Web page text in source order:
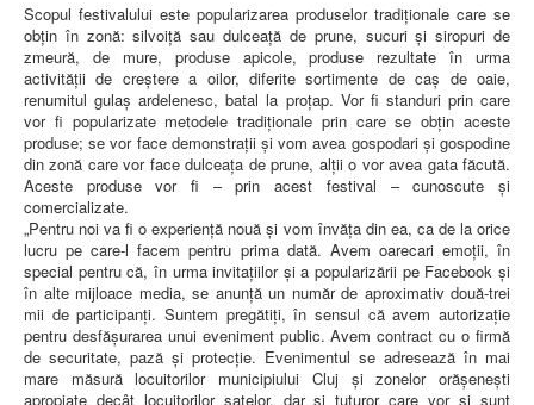
Scopul festivalului este popularizarea produselor tradiționale care se
obțin în zonă: silvoiță sau dulceață de prune, sucuri și siropuri de
zmeură, de mure, produse apicole, produse rezultate în urma
activității de creștere a oilor, diferite sortimente de caș de oaie,
renumitul gulaș ardelenesc, batal la proțap. Vor fi standuri prin care
vor fi popularizate metodele tradiționale prin care se obțin aceste
produse; se vor face demonstrații și vom avea gospodari și gospodine
din zonă care vor face dulceața de prune, alții o vor avea gata făcută.
Aceste produse vor fi – prin acest festival – cunoscute și
comercializate.
„Pentru noi va fi o experiență nouă și vom învăța din ea, ca de la orice
lucru pe care-l facem pentru prima dată. Avem oarecari emoții, în
special pentru că, în urma invitațiilor și a popularizării pe Facebook și
în alte mijloace media, se anunță un număr de aproximativ două-trei
mii de participanți. Suntem pregătiți, în sensul că avem autorizație
pentru desfășurarea unui eveniment public. Avem contract cu o firmă
de securitate, pază și protecție. Evenimentul se adresează în mai
mare măsură locuitorilor municipiului Cluj și zonelor orășenești
apropiate decât locuitorilor satelor, dar și tuturor care vor și sunt